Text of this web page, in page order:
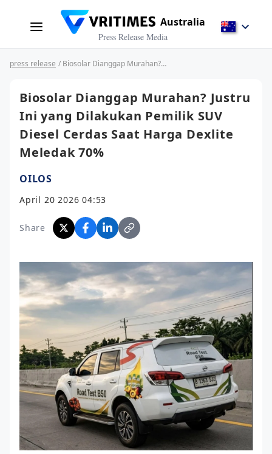
Australia
Press Release Media
press release / Biosolar Dianggap Murahan? Justru Ini yang Dilakukan Pemilik SUV Diesel Cerdas Saat Harga Dexlite Meledak 70%
Biosolar Dianggap Murahan? Justru
Ini yang Dilakukan Pemilik SUV
Diesel Cerdas Saat Harga Dexlite
Meledak 70%
OILOS
April 20 2026 04:53
Share